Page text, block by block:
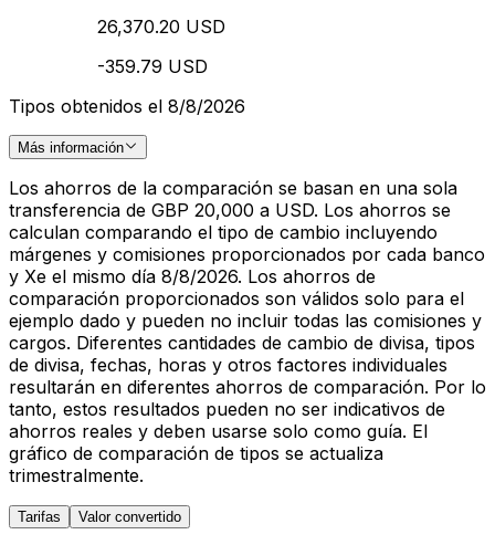
26,370.20 USD
-359.79 USD
Tipos obtenidos el 8/8/2026
Más información
Los ahorros de la comparación se basan en una sola
transferencia de GBP 20,000 a USD. Los ahorros se
calculan comparando el tipo de cambio incluyendo
márgenes y comisiones proporcionados por cada banco
y Xe el mismo día 8/8/2026. Los ahorros de
comparación proporcionados son válidos solo para el
ejemplo dado y pueden no incluir todas las comisiones y
cargos. Diferentes cantidades de cambio de divisa, tipos
de divisa, fechas, horas y otros factores individuales
resultarán en diferentes ahorros de comparación. Por lo
tanto, estos resultados pueden no ser indicativos de
ahorros reales y deben usarse solo como guía. El
gráfico de comparación de tipos se actualiza
trimestralmente.
Tarifas Valor convertido